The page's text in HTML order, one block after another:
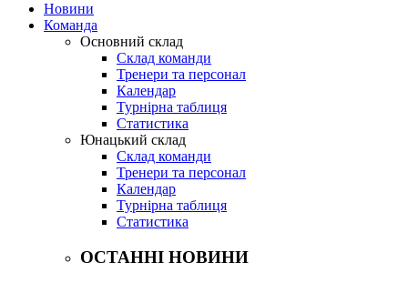
Новини
Команда
Основний склад
Склад команди
Тренери та персонал
Календар
Турнірна таблиця
Статистика
Юнацький склад
Склад команди
Тренери та персонал
Календар
Турнірна таблиця
Статистика
ОСТАННІ НОВИНИ